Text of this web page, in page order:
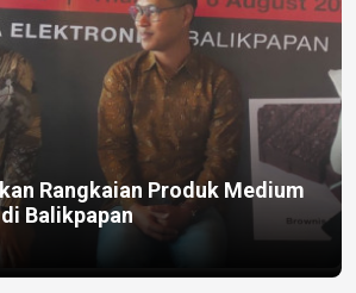
Rangkaian Produk Medium
Balikpapan